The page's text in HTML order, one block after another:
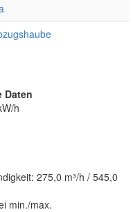
Daten
h
275,0 m³/h / 545,0
min./max.